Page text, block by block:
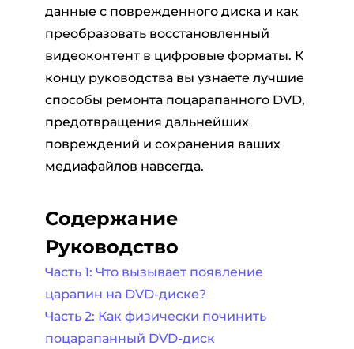
данные с поврежденного диска и как
преобразовать восстановленный
видеоконтент в цифровые форматы. К
концу руководства вы узнаете лучшие
способы ремонта поцарапанного DVD,
предотвращения дальнейших
повреждений и сохранения ваших
медиафайлов навсегда.
Содержание
Руководство
Часть 1: Что вызывает появление
царапин на DVD-диске?
Часть 2: Как физически починить
поцарапанный DVD-диск